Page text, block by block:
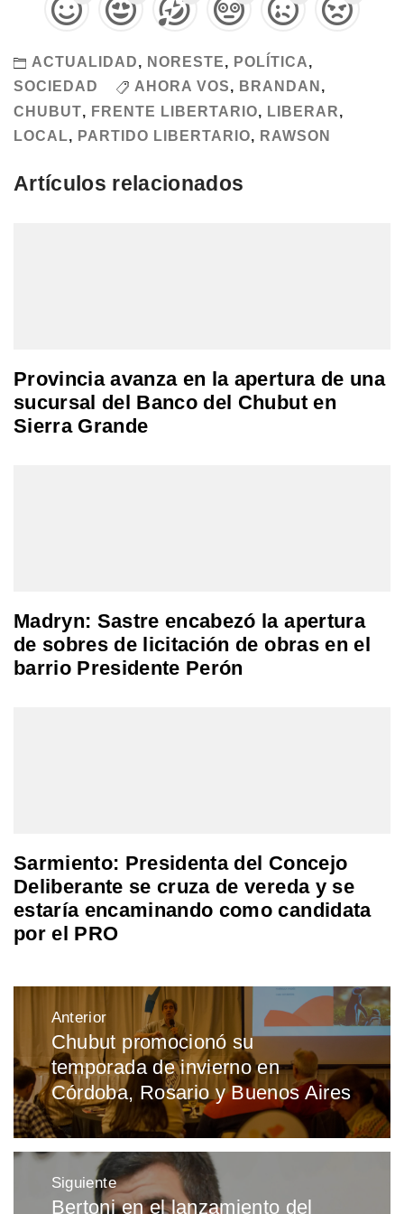
ACTUALIDAD, NORESTE, POLÍTICA,
SOCIEDAD
AHORA VOS, BRANDAN ,
CHUBUT, FRENTE LIBERTARIO, LIBERAR,
LOCAL, PARTIDO LIBERTARIO, RAWSON
Artículos relacionados
Provincia avanza en la apertura de una
sucursal del Banco del Chubut en
Sierra Grande
Madryn: Sastre encabezó la apertura
de sobres de licitación de obras en el
barrio Presidente Perón
Sarmiento: Presidenta del Concejo
Deliberante se cruza de vereda y se
estaría encaminando como candidata
por el PRO
Navegación
entradas
Anterior
Entrada
anterior:
Chubut promocionó su
temporada de invierno en
Córdoba, Rosario y Buenos Aires
Siguiente
Entrada
Bertoni en el lanzamiento del